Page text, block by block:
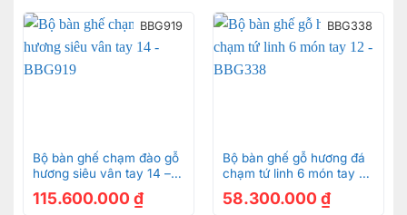
BBG919
Bộ bàn ghế chạm đào gỗ
hương siêu vân tay 14 –
115.600.000 ₫
BBG338
Bộ bàn ghế gỗ hương đá
chạm tứ linh 6 món tay 12
58.300.000 ₫